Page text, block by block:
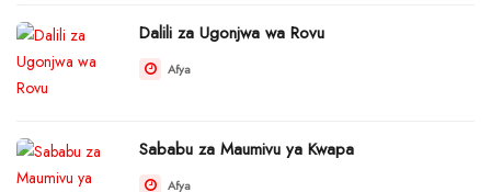
Dalili za Ugonjwa wa Rovu
Afya
Sababu za Maumivu ya Kwapa
Afya